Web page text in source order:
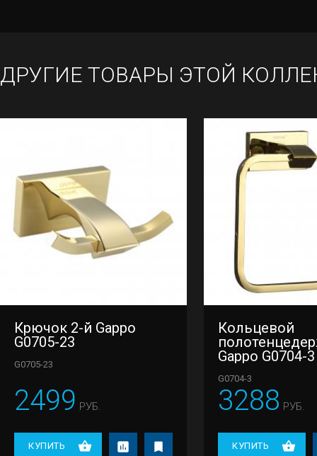
ДРУГИЕ ТОВАРЫ ЭТОЙ
Крючок 2-й Gappo
G0705-23
G0705-23
2499 РУБ.
КУПИТЬ
Кольцевой
Gappo G0704-3
G0704-3
3288 РУБ.
КУПИТЬ